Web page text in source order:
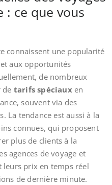
: ce que vous
connaissent une popularité
aux opportunités
de nombreux
de tarifs spéciauxen
souvent via des
La tendance est aussi à la
connues, qui proposent
plus de clients à la
agences de voyage et
leurs prix en temps réel
de dernière minute.